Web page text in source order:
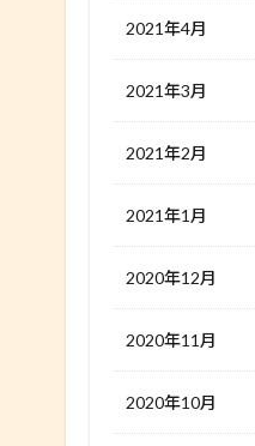
2021年4月
2021年3月
2021年2月
2021年1月
2020年12月
2020年11月
2020年10月